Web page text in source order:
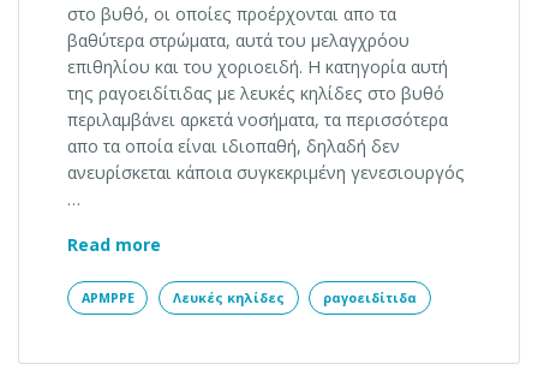
στο βυθό, οι οποίες προέρχονται απο τα
βαθύτερα στρώματα, αυτά του μελαγχρόου
επιθηλίου και του χοριοειδή. Η κατηγορία αυτή
της ραγοειδίτιδας με λευκές κηλίδες στο βυθό
περιλαμβάνει αρκετά νοσήματα, τα περισσότερα
απο τα οποία είναι ιδιοπαθή, δηλαδή δεν
ανευρίσκεται κάποια συγκεκριμένη γενεσιουργός
…
Read more
APMPPE Λευκές κηλίδες ραγοειδίτιδα